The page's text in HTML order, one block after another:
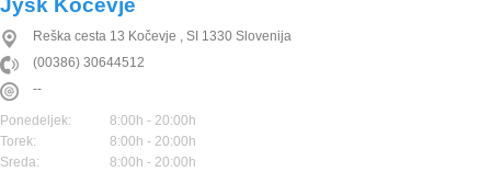
Jysk Kočevje
Reška cesta 13 Kočevje , SI 1330 Slovenija
(00386) 30644512
--
Ponedeljek:
8:00h - 20:00h
Torek:
8:00h - 20:00h
Sreda:
8:00h - 20:00h